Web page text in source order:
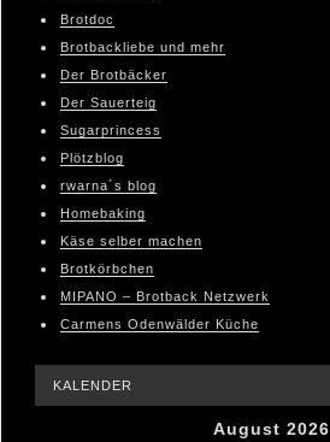
Brotdoc
Brotbackliebe und mehr
Der Brotbäcker
Der Sauerteig
Sugarprincess
Plötzblog
rwarna´s blog
Homebaking
Käse selber machen
Brotkörbchen
MIPANO – Brotback Netzwerk
Carmens Odenwälder Küche
KALENDER
August 2026